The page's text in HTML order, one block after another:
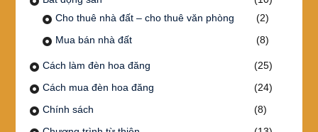
Cho thuê nhà đất – cho thuê văn phòng
(2)
Mua bán nhà đất
(8)
Cách làm đèn hoa đăng
(25)
Cách mua đèn hoa đăng
(24)
Chính sách
(8)